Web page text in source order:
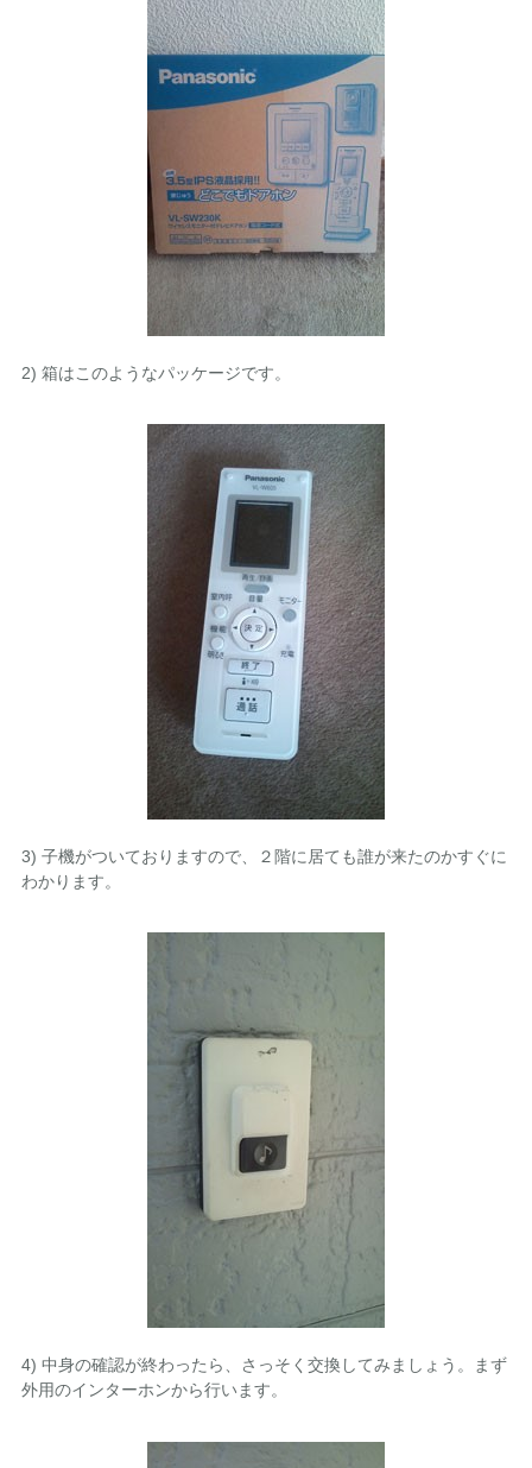
2) 箱はこのようなパッケージです。
3) 子機がついておりますので、２階に居ても誰が来たのかすぐに
わかります。
4) 中身の確認が終わったら、さっそく交換してみましょう。まず
外用のインターホンから行います。